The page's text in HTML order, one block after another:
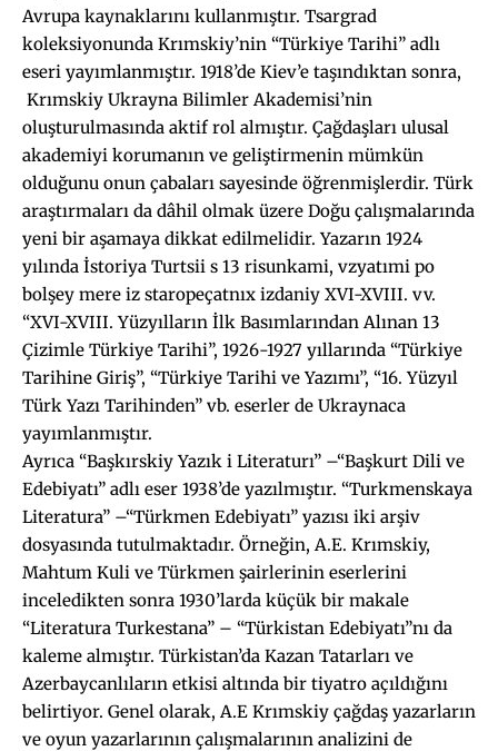
Avrupa kaynaklarını kullanmıştır. Tsargrad
koleksiyonunda Krımskiy’nin “Türkiye Tarihi” adlı
eseri yayımlanmıştır. 1918’de Kiev’e taşındıktan sonra,
Krımskiy Ukrayna Bilimler Akademisi’nin
oluşturulmasında aktif rol almıştır. Çağdaşları ulusal
akademiyi korumanın ve geliştirmenin mümkün
olduğunu onun çabaları sayesinde öğrenmişlerdir. Türk
araştırmaları da dâhil olmak üzere Doğu çalışmalarında
yeni bir aşamaya dikkat edilmelidir. Yazarın 1924
yılında İstoriya Turtsii s 13 risunkami, vzyatımi po
bolşey mere iz staropeçatnıx izdaniy XVI-XVIII. vv.
“XVI-XVIII. Yüzyılların İlk Basımlarından Alınan 13
Çizimle Türkiye Tarihi”, 1926-1927 yıllarında “Türkiye
Tarihine Giriş”, “Türkiye Tarihi ve Yazımı”, “16. Yüzyıl
Türk Yazı Tarihinden” vb. eserler de Ukraynaca
yayımlanmıştır.
Ayrıca “Başkırskiy Yazık i Literaturı” –“Başkurt Dili ve
Edebiyatı” adlı eser 1938’de yazılmıştır. “Turkmenskaya
Literatura” –“Türkmen Edebiyatı” yazısı iki arşiv
dosyasında tutulmaktadır. Örneğin, A.E. Krımskiy,
Mahtum Kuli ve Türkmen şairlerinin eserlerini
inceledikten sonra 1930’larda küçük bir makale
“Literatura Turkestana” – “Türkistan Edebiyatı”nı da
kaleme almıştır. Türkistan’da Kazan Tatarları ve
Azerbaycanlıların etkisi altında bir tiyatro açıldığını
belirtiyor. Genel olarak, A.E Krımskiy çağdaş yazarların
ve oyun yazarlarının çalışmalarının analizini de